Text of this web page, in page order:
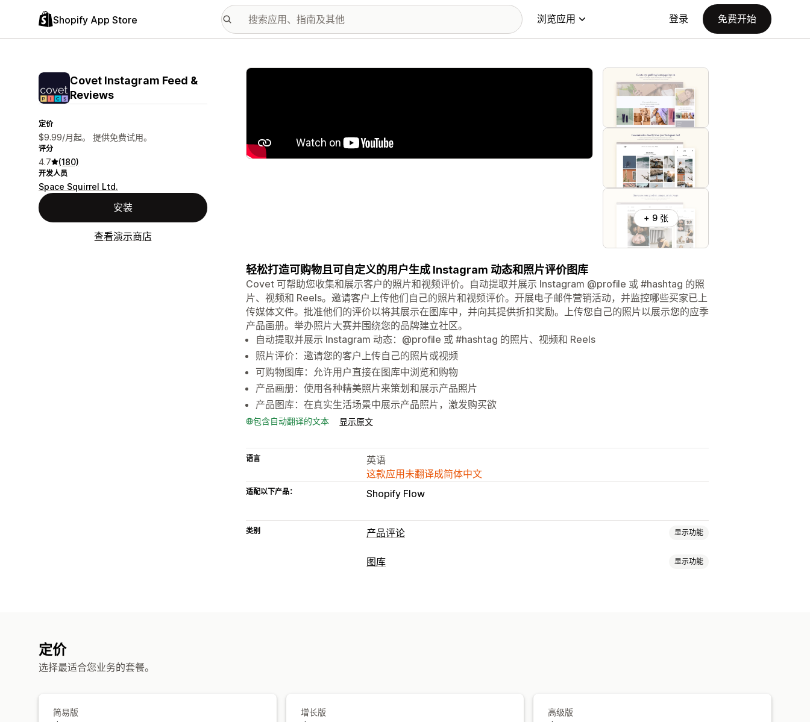
Shopify App Store 浏览应用 登录 免费开始
Covet Instagram Feed &
Reviews
定价
$9.99/月起。 提供免费试用。
评分
4.7 (180)
开发人员
Space Squirrel Ltd.
安装
查看演示商店
配图图库
+ 9 张
轻松打造可购物且可自定义的用户生成 Instagram 动态和照片评价图库
Covet 可帮助您收集和展示客户的照片和视频评价。自动提取并展示 Instagram @profile 或 #hashtag 的照
片、视频和 Reels。邀请客户上传他们自己的照片和视频评价。开展电子邮件营销活动，并监控哪些买家已上
传媒体文件。批准他们的评价以将其展示在图库中，并向其提供折扣奖励。上传您自己的照片以展示您的应季
产品画册。举办照片大赛并围绕您的品牌建立社区。
自动提取并展示 Instagram 动态：@profile 或 #hashtag 的照片、视频和 Reels
照片评价：邀请您的客户上传自己的照片或视频
可购物图库：允许用户直接在图库中浏览和购物
产品画册：使用各种精美照片来策划和展示产品照片
产品图库：在真实生活场景中展示产品照片，激发购买欲
包含自动翻译的文本 显示原文
语言
英语
这款应用未翻译成简体中文
适配以下产品： Shopify Flow
类别 产品评论 显示功能
展示选项
图库 显示功能
定价
选择最适合您业务的套餐。
简易版 增长版 高级版